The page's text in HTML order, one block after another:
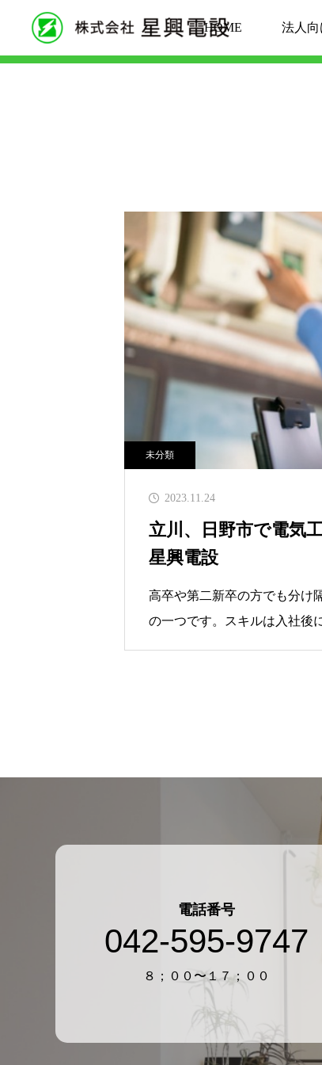
HOME 法人
ブログ
未分類
2023.11.24
立川、日野市で電気
星興電設
高卒や第二新卒の方でも分け
の一つです。スキルは入社後
電話番号
042-595-9747
８；００〜１７；００